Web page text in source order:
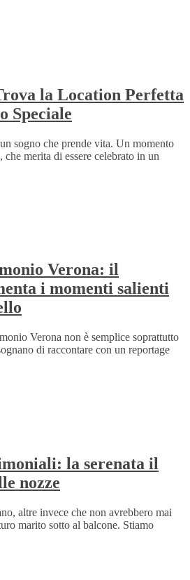
la Location Perfetta
Speciale
sogno che prende vita. Un momento
merita di essere celebrato in un
Verona: il
i momenti salienti
Verona non è semplice soprattutto
di raccontare con un reportage
la serenata il
nozze
altre invece che non avrebbero mai
marito sotto al balcone. Stiamo